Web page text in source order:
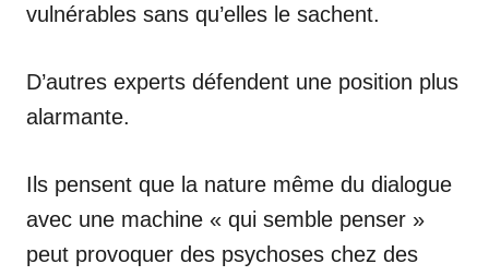
vulnérables sans qu’elles le sachent.
D’autres experts défendent une position plus
alarmante.
Ils pensent que la nature même du dialogue
avec une machine « qui semble penser »
peut provoquer des psychoses chez des